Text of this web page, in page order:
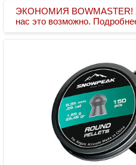
ЭКОНОМИЯ BOWMASTER!
нас это возможно.